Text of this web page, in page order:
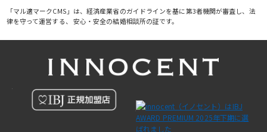
「マル適マークCMS」は、経済産業省のガイドラインを基に第3者機関が審査し、法
律を守って運営する、 安心・安全の結婚相談所の証です。